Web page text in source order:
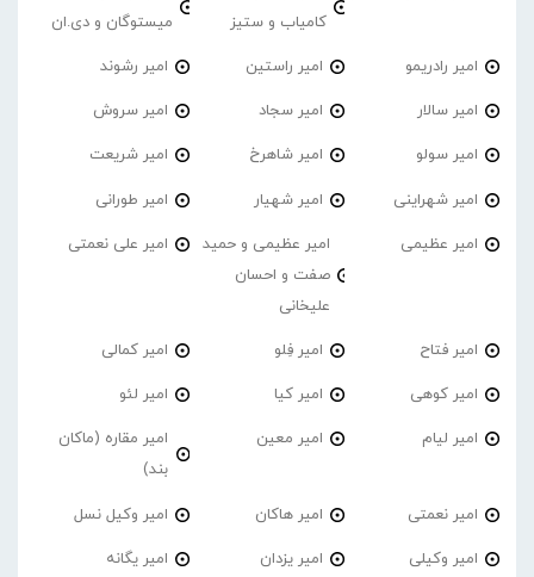
کامیاب و ستیز
میستوگان و دی.ان
امیر رادریمو امیر راستین امیر رشوند
امیر سالار امیر سجاد امیر سروش
امیر سولو امیر شاهرخ امیر شریعت
امیر شهراینی امیر شهیار امیر طورانی
امیر عظیمی
امیر عظیمی و حمید
صفت و احسان
علیخانی
امیر علی نعمتی
امیر فتاح امیر فِلو امیر کمالی
امیر کوهی امیر کیا امیر لئو
امیر لیام امیر معین
امیر مقاره (ماکان
بند)
امیر نعمتی امیر هاکان امیر وکیل نسل
امیر وکیلی امیر یزدان امیر یگانه